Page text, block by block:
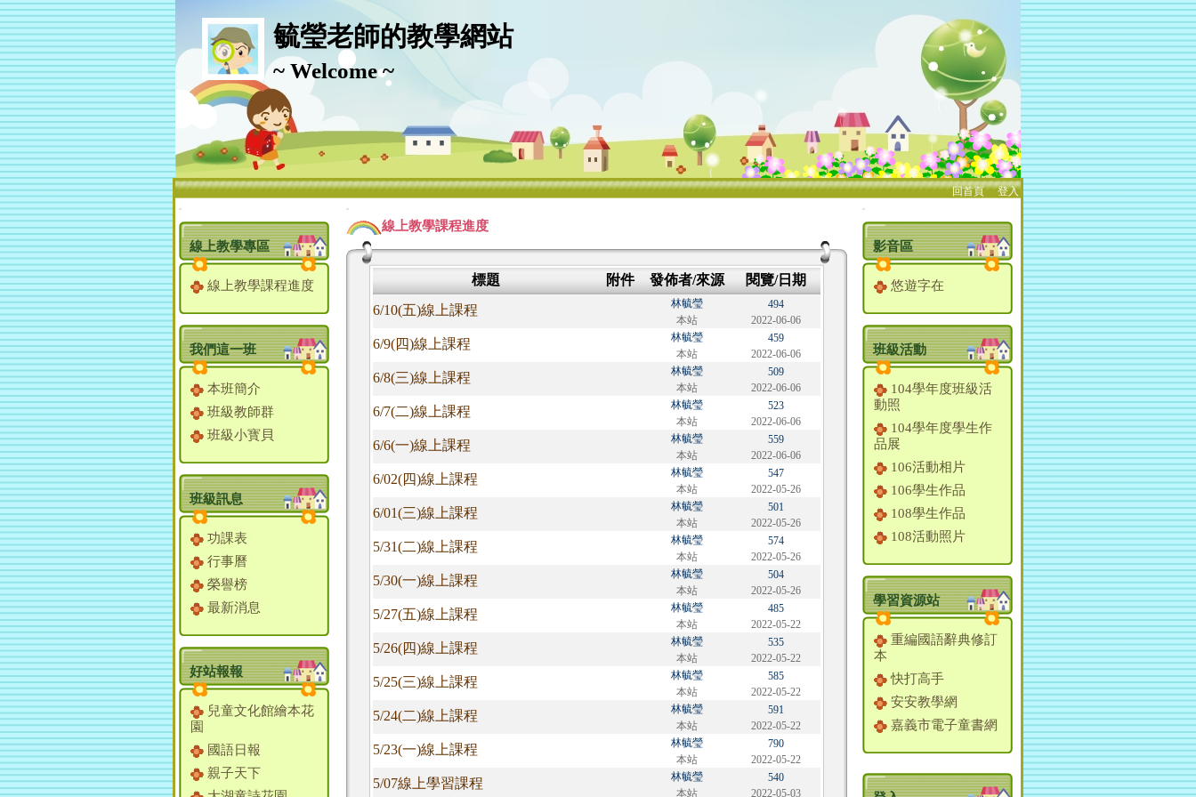
毓瑩老師的教學網站
~ Welcome ~
回首頁、登入
:::
線上教學專區
線上教學課程進度
我們這一班
本班簡介
班級教師群
班級小寳貝
班級訊息
功課表
行事曆
榮譽榜
最新消息
好站報報
兒童文化館繪本花
園
國語日報
親子天下
:::
線上教學課程進度
標題 附件 發佈者/來源
閱覽/日期
6/10(五)線上課程
林毓瑩
本站
494
2022-06-06
6/9(四)線上課程
林毓瑩
本站
459
2022-06-06
6/8(三)線上課程
林毓瑩
本站
509
2022-06-06
6/7(二)線上課程
林毓瑩
本站
523
2022-06-06
6/6(一)線上課程
林毓瑩
本站
559
2022-06-06
6/02(四)線上課程
林毓瑩
本站
547
2022-05-26
6/01(三)線上課程
林毓瑩
本站
501
2022-05-26
5/31(二)線上課程
林毓瑩
本站
574
2022-05-26
5/30(一)線上課程
林毓瑩
本站
504
2022-05-26
5/27(五)線上課程
林毓瑩
本站
485
2022-05-22
5/26(四)線上課程
林毓瑩
本站
535
2022-05-22
5/25(三)線上課程
林毓瑩
本站
585
2022-05-22
5/24(二)線上課程
林毓瑩
本站
591
2022-05-22
5/23(一)線上課程
林毓瑩
本站
790
2022-05-22
5/07線上學習課程
林毓瑩
本站
540
2022-05-03
:::
影音區
悠遊字在
班級活動
104學年度班級活
動照
104學年度學生作
品展
106活動相片
106學生作品
108學生作品
108活動照片
學習資源站
重編國語辭典修訂
本
快打高手
安安教學網
嘉義市電子童書網